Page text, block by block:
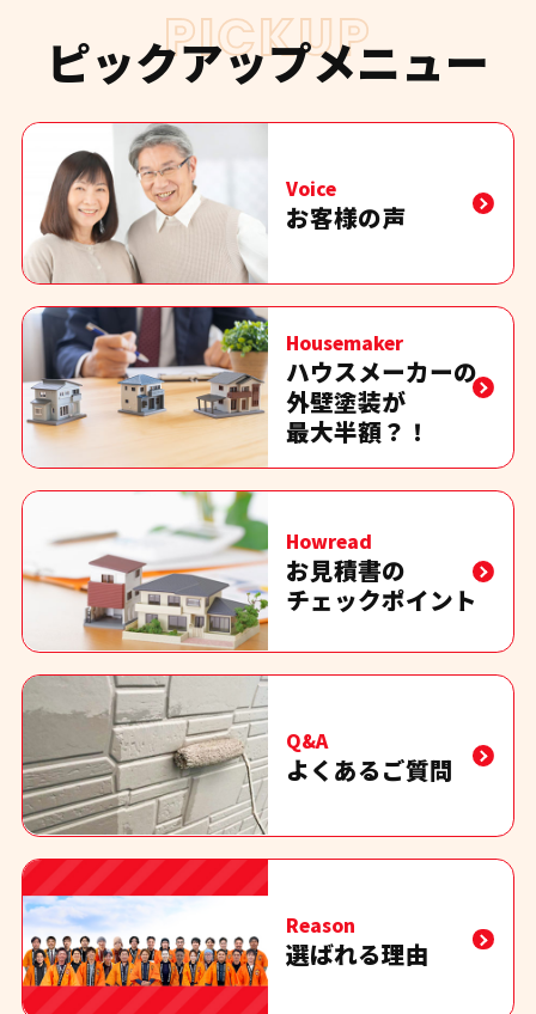
PICKUP
ピックアップメニュー
Voice
お客様の声
Housemaker
ハウスメーカーの
外壁塗装が
最大半額？！
Howread
お見積書の
チェックポイント
Q&A
よくあるご質問
Reason
選ばれる理由